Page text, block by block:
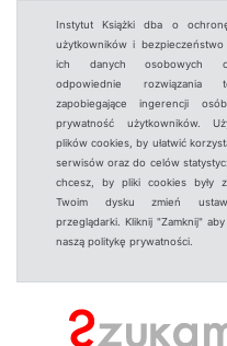
Instytut Książki dba o
użytkowników i bezpieczeństwo
ich danych osobowych
odpowiednie rozwiązania
zapobiegające ingerencji
prywatność użytkowników.
plików cookies, by ułatwić
serwisów oraz do celów
chcesz, by pliki cookies były
Twoim dysku zmień
przeglądarki. Kliknij "Zamknij"
naszą politykę prywatności.